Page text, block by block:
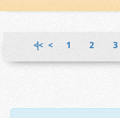
|<< < 1 2 3